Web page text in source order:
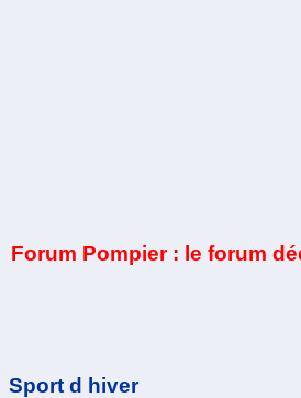
Forum Pompier : le forum
Sport d hiver